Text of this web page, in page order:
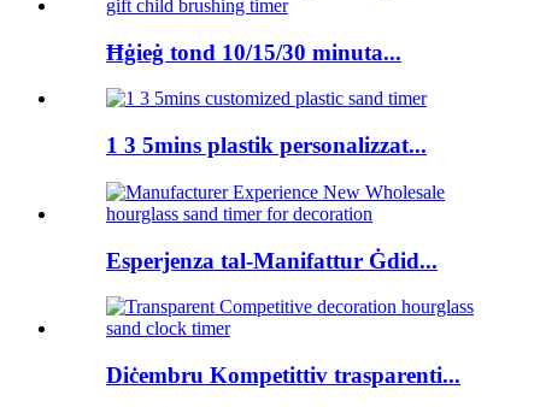
Ħġieġ tond 10/15/30 minuta...
1 3 5mins plastik personalizzat...
Esperjenza tal-Manifattur Ġdid...
Diċembru Kompetittiv trasparenti...